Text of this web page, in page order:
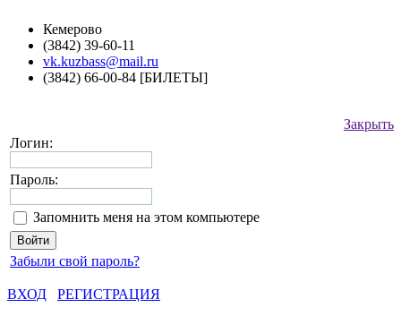
Кемерово
(3842) 39-60-11
vk.kuzbass@mail.ru
(3842) 66-00-84 [БИЛЕТЫ]
Закрыть
Логин:
Пароль:
Запомнить меня на этом компьютере
Забыли свой пароль?
ВХОД
РЕГИСТРАЦИЯ